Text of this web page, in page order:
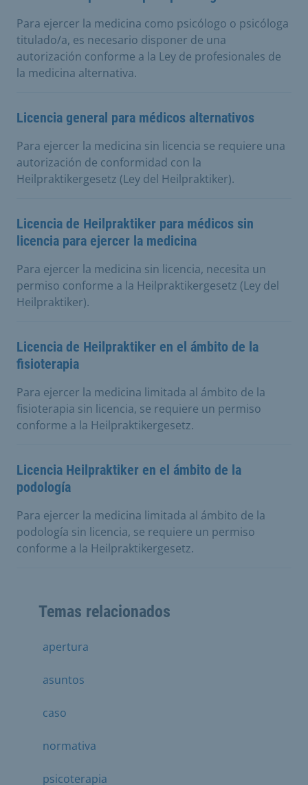
Para ejercer la medicina como psicólogo o psicóloga
titulado/a, es necesario disponer de una
autorización conforme a la Ley de profesionales de
la medicina alternativa.
Licencia general para médicos alternativos
Para ejercer la medicina sin licencia se requiere una
autorización de conformidad con la
Heilpraktikergesetz (Ley del Heilpraktiker).
Licencia de Heilpraktiker para médicos sin
licencia para ejercer la medicina
Para ejercer la medicina sin licencia, necesita un
permiso conforme a la Heilpraktikergesetz (Ley del
Heilpraktiker).
Licencia de Heilpraktiker en el ámbito de la
fisioterapia
Para ejercer la medicina limitada al ámbito de la
fisioterapia sin licencia, se requiere un permiso
conforme a la Heilpraktikergesetz.
Licencia Heilpraktiker en el ámbito de la
podología
Para ejercer la medicina limitada al ámbito de la
podología sin licencia, se requiere un permiso
conforme a la Heilpraktikergesetz.
Temas relacionados
apertura
asuntos
caso
normativa
psicoterapia